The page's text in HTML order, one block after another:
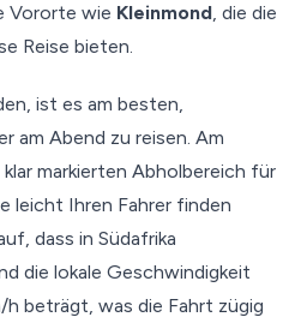
Vororte wie Kleinmond, die die
Reise bieten.
ist es am besten,
am Abend zu reisen. Am
markierten Abholbereich für
leicht Ihren Fahrer finden
dass in Südafrika
die lokale Geschwindigkeit
h beträgt, was die Fahrt zügig